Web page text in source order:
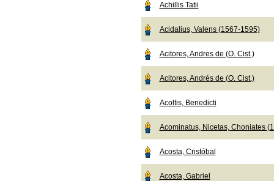
Achillis Tatii
Acidalius, Valens (1567-1595)
Acitores, Andres de (O. Cist.)
Acitores, Andrés de (O. Cist.)
Acoltis, Benedicti
Acominatus, Nicetas, Choniates
Acosta, Cristóbal
Acosta, Gabriel